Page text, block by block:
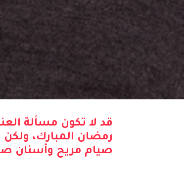
قد لا تكون مسألة
رمضان المبارك،
صيام مريح وأسنان